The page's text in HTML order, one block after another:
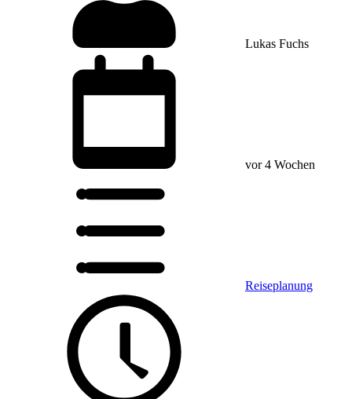
Lukas Fuchs
vor 4 Wochen
Reiseplanung